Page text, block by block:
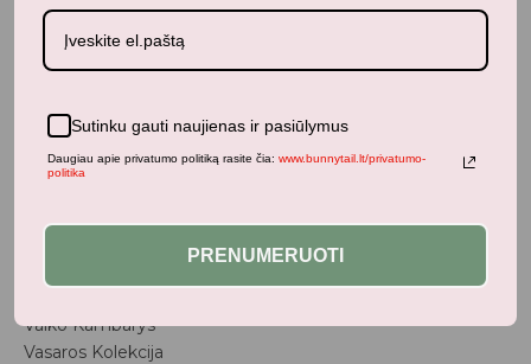
BunnyTail– vaikiškų prekių krautuvėlė, kurioje rasite
Parduotuvė
Vaiko Kambarys
Vasaros Kolekcija
Sutinku gauti naujienas ir pasiūlymus
Daugiau apie privatumo politiką rasite čia: www.bunnytail.lt/privatumo-
politika
PRENUMERUOTI